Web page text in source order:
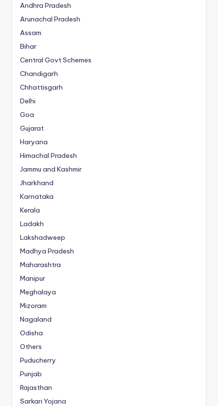
Andhra Pradesh
Arunachal Pradesh
Assam
Bihar
Central Govt Schemes
Chandigarh
Chhattisgarh
Delhi
Goa
Gujarat
Haryana
Himachal Pradesh
Jammu and Kashmir
Jharkhand
Karnataka
Kerala
Ladakh
Lakshadweep
Madhya Pradesh
Maharashtra
Manipur
Meghalaya
Mizoram
Nagaland
Odisha
Others
Puducherry
Punjab
Rajasthan
Sarkari Yojana